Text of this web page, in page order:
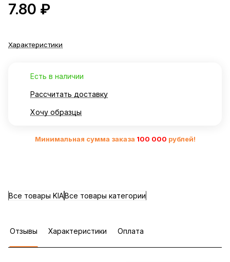
7.80 ₽
Характеристики
Есть в наличии
Рассчитать доставку
Хочу образцы
Минимальная сумма заказа 100 000 рублей!
Все товары KIAВсе товары категории
Отзывы Характеристики Оплата